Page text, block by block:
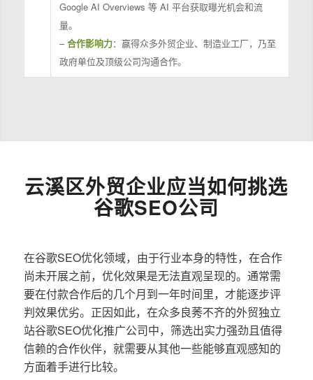
Google AI Overviews 等 AI 平台获取曝光机会和流
量。
–合作影响力：赢得众多外贸企业、制造业工厂，乃至
政府单位及顶级公司沟通合作。
云溪区外贸企业应当如何挑选
谷歌SEO公司
在谷歌SEO优化领域，由于行业本身的特性，在合作
尚未开展之前，优化效果是无法直观呈现的。通常需
要在付款合作后的几个月到一年时间里，才能逐步评
判效果优劣。正因如此，在众多良莠不齐的外贸独立
站谷歌SEO优化推广公司中，筛选出实力强劲且值得
信赖的合作伙伴，就需要从其他一些能够直观感知的
方面着手进行比较。